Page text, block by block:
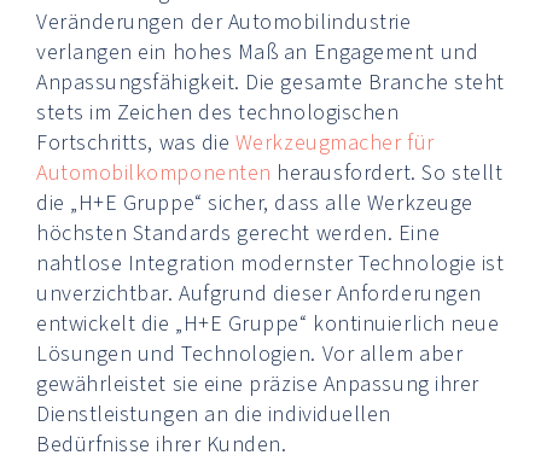
Veränderungen der Automobilindustrie
verlangen ein hohes Maß an Engagement und
Anpassungsfähigkeit. Die gesamte Branche steht
stets im Zeichen des technologischen
Fortschritts, was die Werkzeugmacher für
Automobilkomponenten herausfordert. So stellt
die „H+E Gruppe“ sicher, dass alle Werkzeuge
höchsten Standards gerecht werden. Eine
nahtlose Integration modernster Technologie ist
unverzichtbar. Aufgrund dieser Anforderungen
entwickelt die „H+E Gruppe“ kontinuierlich neue
Lösungen und Technologien. Vor allem aber
gewährleistet sie eine präzise Anpassung ihrer
Dienstleistungen an die individuellen
Bedürfnisse ihrer Kunden.